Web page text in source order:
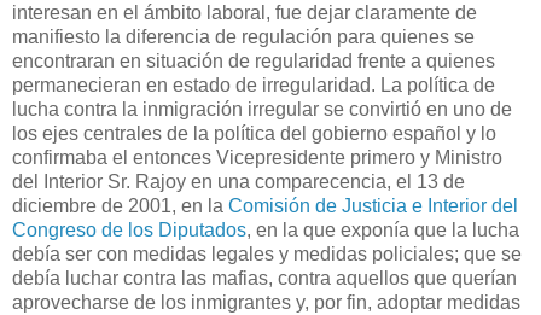
interesan en el ámbito laboral, fue dejar claramente de
manifiesto la diferencia de regulación para quienes se
encontraran en situación de regularidad frente a quienes
permanecieran en estado de irregularidad. La política de
lucha contra la inmigración irregular se convirtió en uno de
los ejes centrales de la política del gobierno español y lo
confirmaba el entonces Vicepresidente primero y Ministro
del Interior Sr. Rajoy en una comparecencia, el 13 de
diciembre de 2001, en la Comisión de Justicia e Interior del
Congreso de los Diputados, en la que exponía que la lucha
debía ser con medidas legales y medidas policiales; que se
debía luchar contra las mafias, contra aquellos que querían
aprovecharse de los inmigrantes y, por fin, adoptar medidas